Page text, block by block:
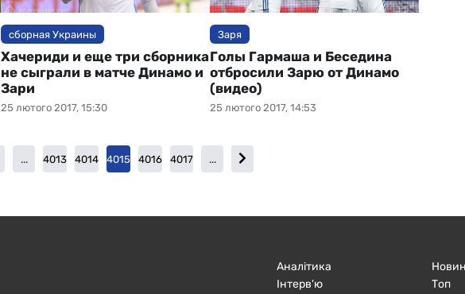
сборная Украины
25 лютого 2017, 15:30
Хачериди и еще три сборника
не сыграли в матче Динамо и
Зари
Заря
25 лютого 2017, 14:53
Голы Гармаша и Беседина
отбросили Зарю от Динамо
(видео)
... 4013 4014 4015 4016 4017 ...
Аналітика
Інтерв'ю
Топ